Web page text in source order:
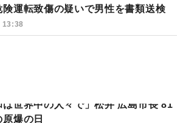
運転致傷の疑いで男性を書類送検
13:38
は世界中の人々で」松井 広島市長 81
原爆の日